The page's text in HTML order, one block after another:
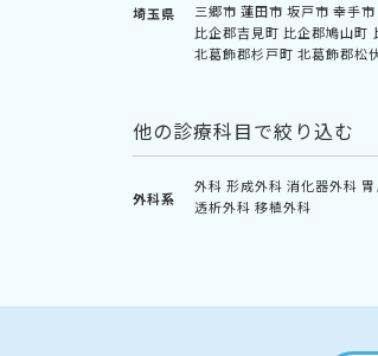
埼玉県
三郷市 蓮田市 坂戸市 幸手市
比企郡吉見町 比企郡鳩山町
北葛飾郡杉戸町 北葛飾郡松
他の診療科目で絞り込む
外科系
外科 形成外科 消化器外科
透析外科 移植外科